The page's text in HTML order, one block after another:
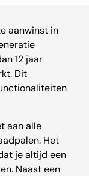
aanwinst in
12 jaar
Dit
aan alle
Het
je altijd een
Naast een